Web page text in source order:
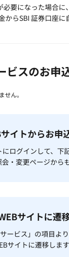
要になった場合
らSBI 証券口座に
ビスのお申
ん。
イトからお申
にログインして、下
・変更ページから
サイトに遷
サービス」の項目
サイトに遷移します